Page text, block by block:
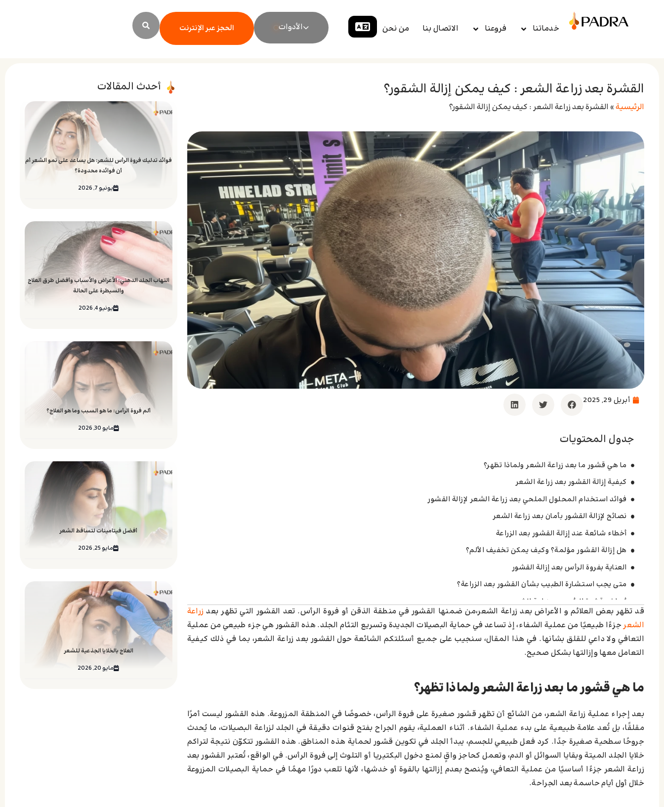
خدماتنا فروعنا الاتصال بنا من نحن الأدوات الحجز عبر الإنترنت
أحدث المقالات
فوائد تدليك فروة الرأس للشعر: هل يساعد على نمو الشعر أم
أن فوائده محدودة؟
يونيو 7, 2026
التهاب الجلد الدهني: الأعراض والأسباب وأفضل طرق العلاج
والسيطرة على الحالة
يونيو 4, 2026
ألم فروة الرأس: ما هو السبب وما هو العلاج؟
مايو 30, 2026
أفضل فيتامينات لتساقط الشعر
مايو 25, 2026
العلاج بالخلايا الجذعية للشعر
مايو 20, 2026
القشرة بعد زراعة الشعر : كيف يمكن إزالة الشقور؟
الرئيسية» القشرة بعد زراعة الشعر : كيف يمكن إزالة الشقور؟
أبريل 29, 2025
جدول المحتويات
ما هي قشور ما بعد زراعة الشعر ولماذا تظهر؟
كيفية إزالة القشور بعد زراعة الشعر
فوائد استخدام المحلول الملحي بعد زراعة الشعر لإزالة القشور
نصائح لإزالة القشور بأمان بعد زراعة الشعر
أخطاء شائعة عند إزالة القشور بعد الزراعة
هل إزالة القشور مؤلمة؟ وكيف يمكن تخفيف الألم؟
العناية بفروة الرأس بعد إزالة القشور
متى يجب استشارة الطبيب بشأن القشور بعد الزراعة؟
أعراض قشرة الرأس بعد زراعة الشعر
اترك تعليقاً إلغاء الرد
قد تظهر بعض العلائم و الأعراض بعد زراعة الشعر،من ضمنها القشور في منطقة الذقن أو فروة الرأس. تعد القشور التي تظهر بعد زراعة
الشعرجزءًا طبيعيًا من عملية الشفاء، إذ تساعد في حماية البصيلات الجديدة وتسريع التئام الجلد. هذه القشور هي جزء طبيعي من عملية
التعافي ولا داعي للقلق بشأنها. في هذا المقال، سنجيب على جميع أسئلتكم الشائعة حول القشور بعد زراعة الشعر، بما في ذلك كيفية
التعامل معها وإزالتها بشكل صحيح.
ما هي قشور ما بعد زراعة الشعر ولماذا تظهر؟
بعد إجراء عملية زراعة الشعر، من الشائع أن تظهر قشور صغيرة على فروة الرأس، خصوصًا في المنطقة المزروعة. هذه القشور ليست أمرًا
مقلقًا، بل تُعد علامة طبيعية على بدء عملية الشفاء. أثناء العملية، يقوم الجراح بفتح قنوات دقيقة في الجلد لزراعة البصيلات، ما يُحدث
جروحًا سطحية صغيرة جدًا. كرد فعل طبيعي للجسم، يبدأ الجلد في تكوين قشور لحماية هذه المناطق. هذه القشور تتكوّن نتيجة لتراكم
خلايا الجلد الميتة وبقايا السوائل أو الدم، وتعمل كحاجز واقٍ لمنع دخول البكتيريا أو التلوث إلى فروة الرأس. في الواقع، تُعتبر القشور بعد
زراعة الشعر جزءًا أساسيًا من عملية التعافي، ويُنصح بعدم إزالتها بالقوة أو خدشها، لأنها تلعب دورًا مهمًا في حماية البصيلات المزروعة
خلال أول أيام حاسمة بعد الجراحة.